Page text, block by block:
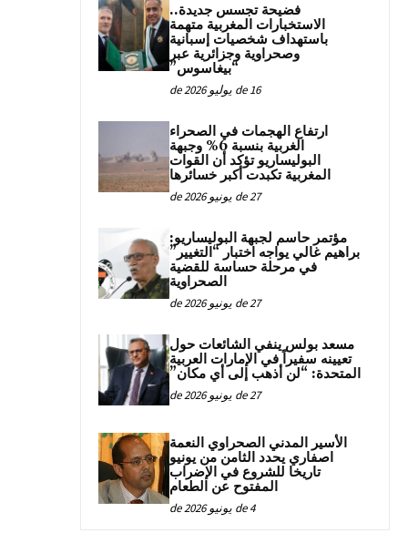
فضيحة تجسس جديدة..
الاستخبارات المغربية متهمة
باستهداف شخصيات إسبانية
وصحراوية وجزائرية عبر
“بيغاسوس”
16 de يوليو de 2026
ارتفاع الهجمات في الصحراء
الغربية بنسبة 6% وجبهة
البوليساريو تؤكد أن القوات
المغربية تكبدت أكبر خسائرها
27 de يونيو de 2026
مؤتمر حاسم لجبهة البوليساريو:
براهيم غالي يواجه اختبار “التغيير”
في مرحلة حساسة للقضية
الصحراوية
27 de يونيو de 2026
مسعد بولس ينفي الشائعات حول
تعيينه سفيراً في الإمارات العربية
المتحدة: “لن أذهب إلى أي مكان”
27 de يونيو de 2026
الأسير المدني الصحراوي النعمة
اصفاري يحدد الثامن من يونيو
تاريخا للشروع في الإضراب
المفتوح عن الطعام
4 de يونيو de 2026